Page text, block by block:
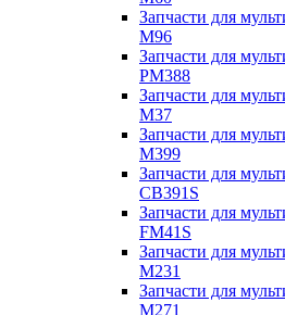
Запчасти для
M96
Запчасти для
PM388
Запчасти для
M37
Запчасти для
M399
Запчасти для
CB391S
Запчасти для
FM41S
Запчасти для
M231
Запчасти для
M271